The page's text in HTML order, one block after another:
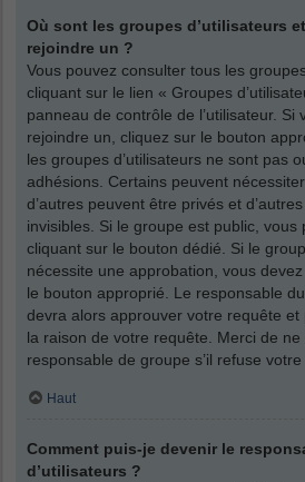
Où sont les groupes d’utilisateurs
rejoindre un ?
Vous pouvez consulter tous les
cliquant sur le lien « Groupes
panneau de contrôle de l’utilisateur. Si
rejoindre un, cliquez sur le bouton
les groupes d’utilisateurs ne sont pas
adhésions. Certains peuvent
d’autres peuvent être privés et
invisibles. Si le groupe est public, vous
cliquant sur le bouton dédié. Si le
nécessite une approbation, vous
le bouton approprié. Le responsable
devra alors approuver votre requête
la raison de votre requête. Merci de
responsable de groupe s’il refuse votre
Haut
Comment puis-je devenir le
d’utilisateurs ?